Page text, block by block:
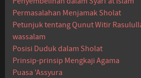
Permasalahan Menjamak Sholat
Petunjuk tentang Qunut Witir
wassalam
Posisi Duduk dalam Sholat
Prinsip-prinsip Mengkaji Agama
Puasa 'Assyura